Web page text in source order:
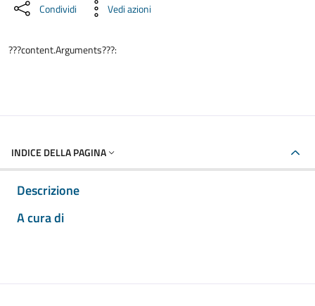
Condividi Vedi azioni
???content.Arguments???:
INDICE DELLA PAGINA
Descrizione
A cura di